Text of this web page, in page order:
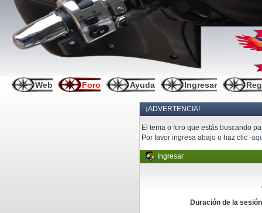
Web Foro Ayuda Ingresar
¡ADVERTENCIA!
El tema o foro que estás buscando
Por favor ingresa abajo o haz clic-
Ingresar
Duración de la